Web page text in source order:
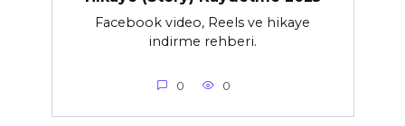
Facebook video, Reels ve hikaye
indirme rehberi.
0 0